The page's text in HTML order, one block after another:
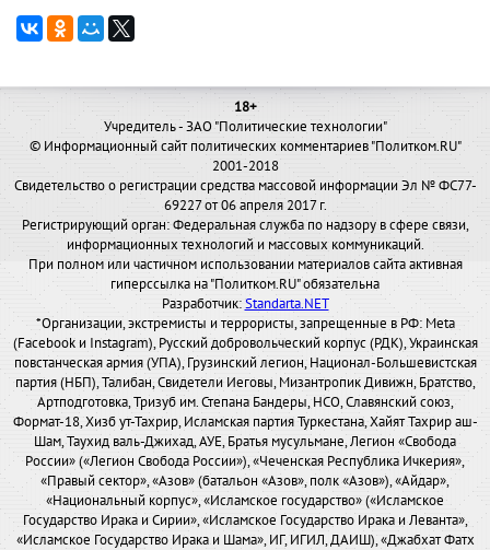
18+
Учредитель - ЗАО "Политические технологии"
© Информационный сайт политических комментариев "Политком.RU"
2001-2018
Свидетельство о регистрации средства массовой информации Эл № ФС77-
69227 от 06 апреля 2017 г.
Регистрирующий орган: Федеральная служба по надзору в сфере связи,
информационных технологий и массовых коммуникаций.
При полном или частичном использовании материалов сайта активная
гиперссылка на "Политком.RU" обязательна
Разработчик:Standarta.NET
*Организации, экстремисты и террористы, запрещенные в РФ: Meta
(Facebook и Instagram), Русский добровольческий корпус (РДК), Украинская
повстанческая армия (УПА), Грузинский легион, Национал-Большевистская
партия (НБП), Талибан, Свидетели Иеговы, Мизантропик Дивижн, Братство,
Артподготовка, Тризуб им. Степана Бандеры, НСО, Славянский союз,
Формат-18, Хизб ут-Тахрир, Исламская партия Туркестана, Хайят Тахрир аш-
Шам, Таухид валь-Джихад, АУЕ, Братья мусульмане, Легион «Свобода
России» («Легион Свобода России»), «Чеченская Республика Ичкерия»,
«Правый сектор», «Азов» (батальон «Азов», полк «Азов»), «Айдар»,
«Национальный корпус», «Исламское государство» («Исламское
Государство Ирака и Сирии», «Исламское Государство Ирака и Леванта»,
«Исламское Государство Ирака и Шама», ИГ, ИГИЛ, ДАИШ), «Джабхат Фатх